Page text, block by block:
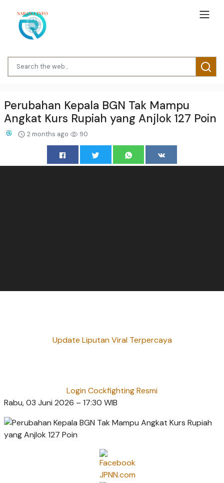
Perubahan Kepala BGN Tak Mampu
Angkat Kurs Rupiah yang Anjlok 127 Poin
2 months ago 90
Update Liputan Viral Terpercaya
Login Cockfighting Resmi
Rabu, 03 Juni 2026 – 17:30 WIB